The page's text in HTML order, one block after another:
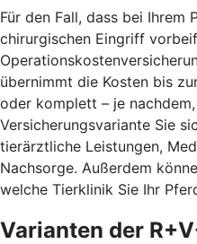
Für den Fall, dass bei Ihrem
chirurgischen Eingriff
übernimmt die Kosten bis
oder komplett – je
Versicherungsvariante Sie
tierärztliche Leistungen,
Nachsorge. Außerdem
welche Tierklinik Sie Ihr
Varianten der